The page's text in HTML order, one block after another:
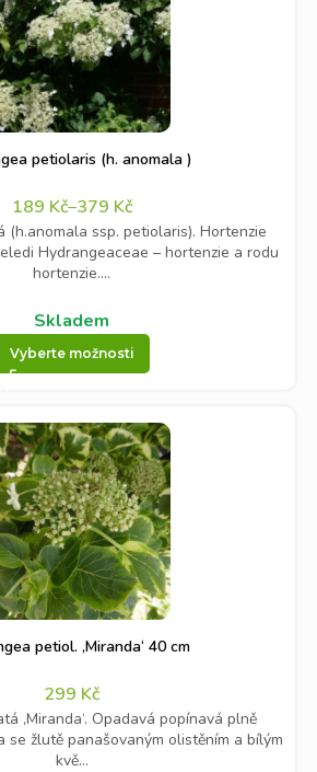
petiolaris (h. anomala )
189 Kč–379 Kč
(h.anomala ssp. petiolaris). Hortenzie
Hydrangeaceae – hortenzie a rodu
hortenzie....
Skladem
Vyberte možnosti
petiol. ‚Miranda‘ 40 cm
299 Kč
‚Miranda‘. Opadavá popínavá plně
se žlutě panašovaným olistěním a bílým
kvě...